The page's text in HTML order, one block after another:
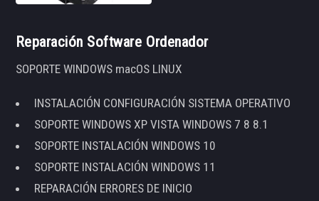
Reparación Software Ordenador
SOPORTE WINDOWS macOS LINUX
INSTALACIÓN CONFIGURACIÓN SISTEMA OPERATIVO
SOPORTE WINDOWS XP VISTA WINDOWS 7 8 8.1
SOPORTE INSTALACIÓN WINDOWS 10
SOPORTE INSTALACIÓN WINDOWS 11
REPARACIÓN ERRORES DE INICIO